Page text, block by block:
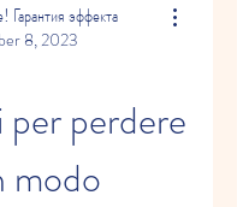
Гарантия эффекта
8, 2023
perdere
modo